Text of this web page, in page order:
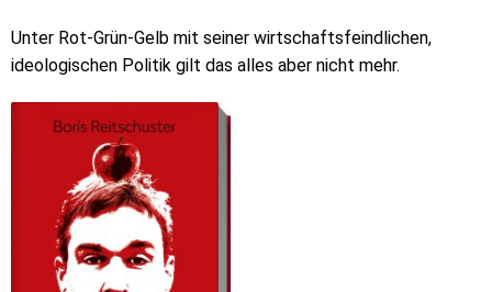
Unter Rot-Grün-Gelb mit seiner wirtschaftsfeindlichen,
ideologischen Politik gilt das alles aber nicht mehr.